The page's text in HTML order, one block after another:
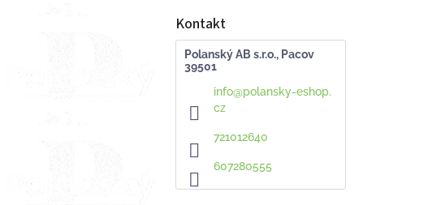
Kontakt
Polanský AB s.r.o., Pacov
39501
info@polansky-eshop.
cz
721012640
607280555